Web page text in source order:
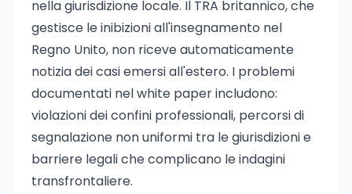
nella giurisdizione locale. Il TRA britannico, che
gestisce le inibizioni all'insegnamento nel
Regno Unito, non riceve automaticamente
notizia dei casi emersi all'estero. I problemi
documentati nel white paper includono:
violazioni dei confini professionali, percorsi di
segnalazione non uniformi tra le giurisdizioni e
barriere legali che complicano le indagini
transfrontaliere.